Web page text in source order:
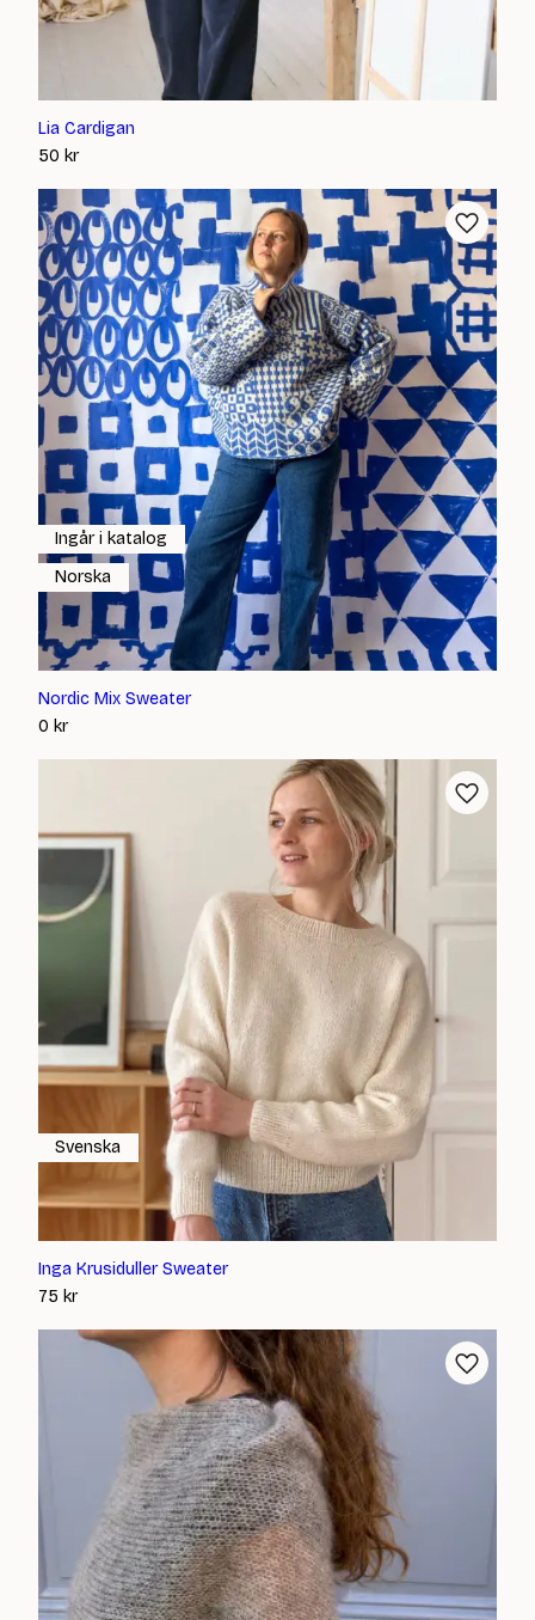
Lia Cardigan
50 kr
Nordic Mix Sweater
0 kr
Ingår i katalog
Norska
Inga Krusiduller Sweater
75 kr
Svenska